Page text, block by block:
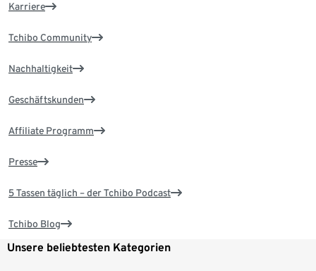
Karriere
Tchibo Community
Nachhaltigkeit
Geschäftskunden
Affiliate Programm
Presse
5 Tassen täglich – der Tchibo Podcast
Tchibo Blog
Unsere beliebtesten Kategorien